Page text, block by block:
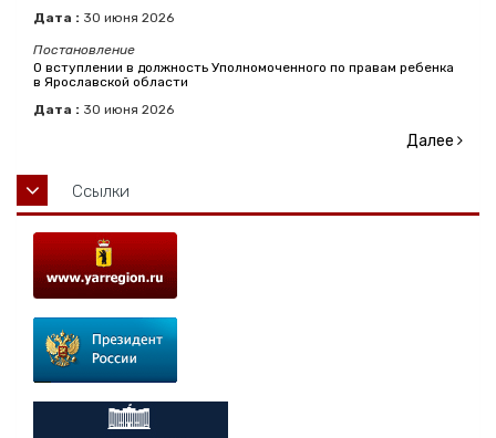
Дата : 30 июня 2026
Постановление
О вступлении в должность Уполномоченного по правам ребенка
в Ярославской области
Дата : 30 июня 2026
Далее
Ссылки